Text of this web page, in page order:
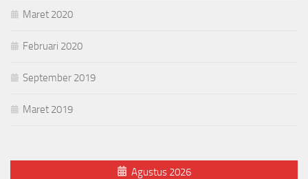
Maret 2020
Februari 2020
September 2019
Maret 2019
Agustus 2026